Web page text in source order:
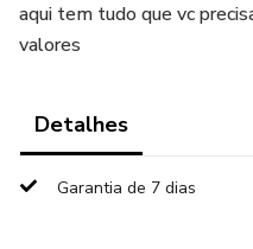
aqui tem tudo que vc
valores
Detalhes
Garantia de 7 dias